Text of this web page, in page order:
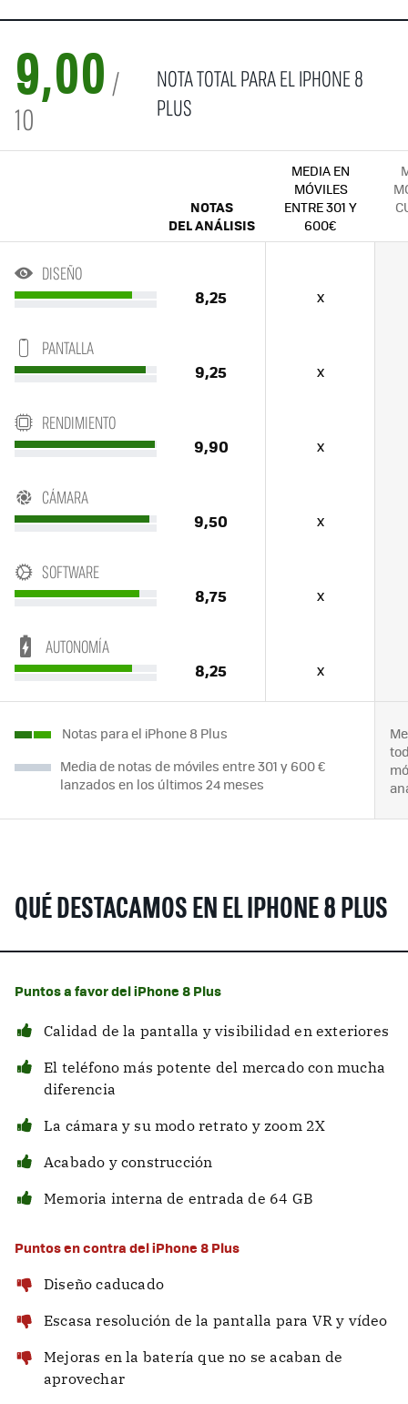
9,00 /
10
NOTA TOTAL PARA EL IPHONE 8
PLUS
NOTAS
DEL ANÁLISIS
MEDIA EN
MÓVILES
ENTRE 301 Y
600€
DISEÑO
8,25 x
PANTALLA
9,25 x
RENDIMIENTO
9,90 x
CÁMARA
9,50 x
SOFTWARE
8,75 x
AUTONOMÍA
8,25 x
Notas para el iPhone 8 Plus
Media de notas de móviles entre 301 y 600 €
lanzados en los últimos 24 meses
QUÉ DESTACAMOS EN EL IPHONE 8 PLUS
Puntos a favor del iPhone 8 Plus
Calidad de la pantalla y visibilidad en exteriores
El teléfono más potente del mercado con mucha
diferencia
La cámara y su modo retrato y zoom 2X
Acabado y construcción
Memoria interna de entrada de 64 GB
Puntos en contra del iPhone 8 Plus
Diseño caducado
Escasa resolución de la pantalla para VR y vídeo
Mejoras en la batería que no se acaban de
aprovechar